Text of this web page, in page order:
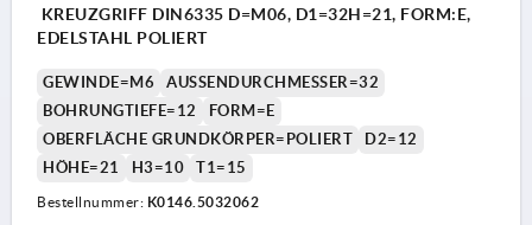
KREUZGRIFF DIN6335 D=M06, D1=32H=21, FORM:E,
EDELSTAHL POLIERT
GEWINDE=M6
AUSSENDURCHMESSER=32
BOHRUNGTIEFE=12
FORM=E
OBERFLÄCHE GRUNDKÖRPER=POLIERT
D2=12
HÖHE=21
H3=10 T1=15
Bestellnummer: K0146.5032062